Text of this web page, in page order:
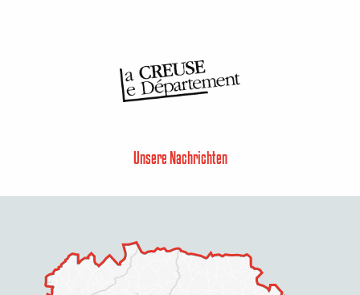
Unsere Nachrichten